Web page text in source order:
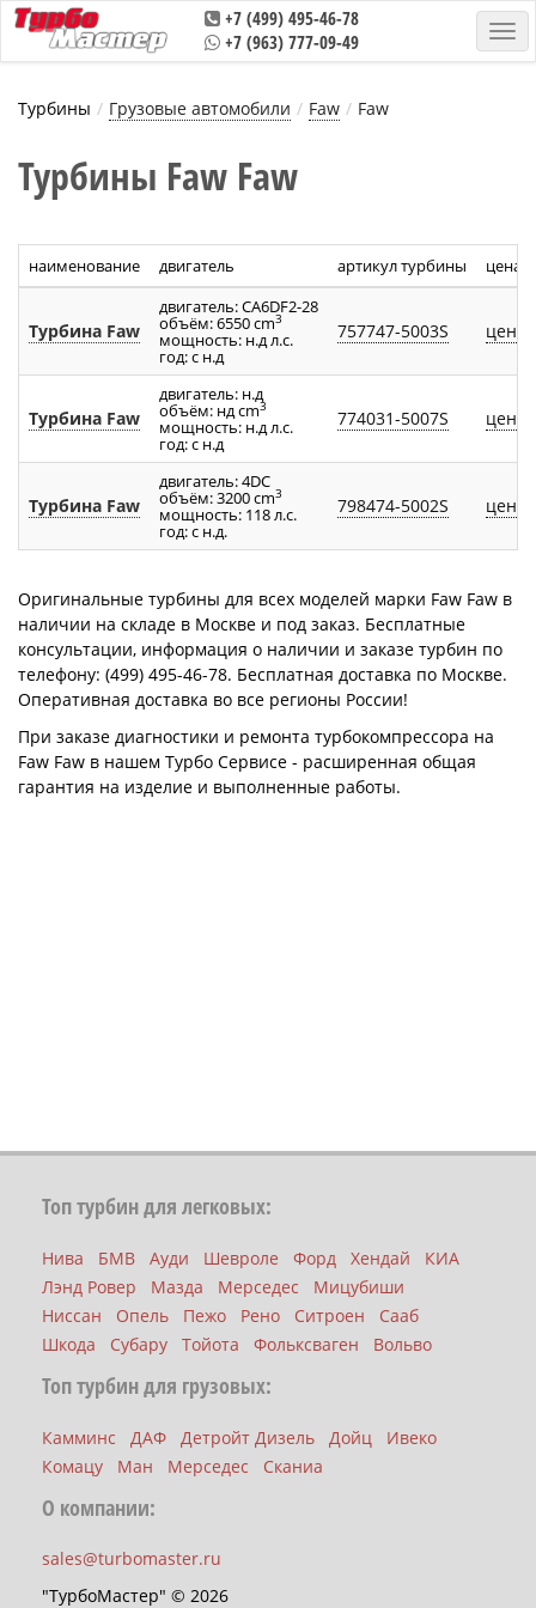
+7 (499) 495-46-78
+7 (963) 777-09-49
Турбины Грузовые автомобили Faw Faw
Турбины Faw Faw
наименование двигатель артикул турбины цена
Турбина Faw
двигатель: СA6DF2-28
объём: 6550 cm3
мощность: н.д л.с.
год: с н.д
757747-5003S цена
Турбина Faw
двигатель: н.д
объём: нд cm3
мощность: н.д л.с.
год: с н.д
774031-5007S цена
Турбина Faw
двигатель: 4DC
объём: 3200 cm3
мощность: 118 л.с.
год: с н.д.
798474-5002S цена
Оригинальные турбины для всех моделей марки Faw Faw в
наличии на складе в Москве и под заказ. Бесплатные
консультации, информация о наличии и заказе турбин по
телефону: (499) 495-46-78. Бесплатная доставка по Москве.
Оперативная доставка во все регионы России!
При заказе диагностики и ремонта турбокомпрессора на
Faw Faw в нашем Турбо Сервисе - расширенная общая
гарантия на изделие и выполненные работы.
Топ турбин для легковых:
Нива БМВ Ауди Шевроле Форд Хендай
КИА
Лэнд Ровер
Мазда Мерседес
Мицубиши
Ниссан
Опель Пежо Рено Ситроен
Сааб
Шкода
Субару Тойота Фольксваген Вольво
Топ турбин для грузовых:
Камминс ДАФ Детройт Дизель Дойц
Ивеко
Комацу
Ман Мерседес Сканиа
О компании:
sales@turbomaster.ru
"ТурбоМастер" © 2026